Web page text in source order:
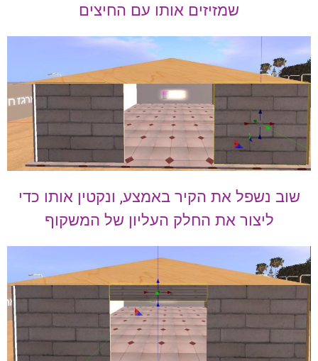
שמזיזים אותו עם החיצים
שוב נשפל את הקיר באמצע, ונקטין אותו כדי
ליצור את החלק העליון של המשקוף